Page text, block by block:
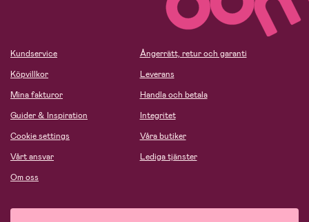
Kundservice
Köpvillkor
Mina fakturor
Guider & Inspiration
Cookie settings
Vårt ansvar
Om oss
Ångerrätt, retur och garanti
Leverans
Handla och betala
Integritet
Våra butiker
Lediga tjänster